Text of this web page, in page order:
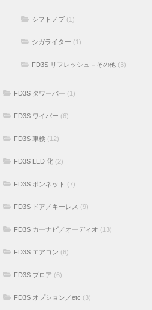
シフトノブ (1)
シガライター (1)
FD3S リフレッシュ－その他 (3)
FD3S タワーバー (1)
FD3S ワイパー (6)
FD3S 車検 (12)
FD3S LED 化 (2)
FD3S ボンネット (7)
FD3S ドア／キーレス (9)
FD3S カーナビ／オーディオ (13)
FD3S エアコン (6)
FD3S ブロア (6)
FD3S オプション／etc (3)